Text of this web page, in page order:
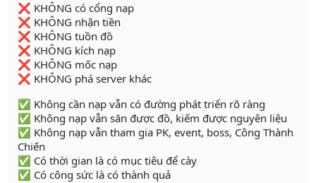
❌ KHÔNG có cổng nạp
❌ KHÔNG nhận tiền
❌ KHÔNG tuồn đồ
❌ KHÔNG kích nạp
❌ KHÔNG mốc nạp
❌ KHÔNG phá server khác
✅ Không cần nạp vẫn có đường phát triển rõ ràng
✅ Không nạp vẫn săn được đồ, kiếm được nguyên liệu
✅ Không nạp vẫn tham gia PK, event, boss, Công Thành
Chiến
✅ Có thời gian là có mục tiêu để cày
✅ Có công sức là có thành quả